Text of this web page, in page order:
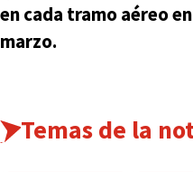
en cada tramo aéreo
marzo.
Temas de la